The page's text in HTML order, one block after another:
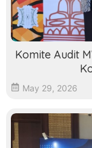
Komite Audit
May 29, 2026